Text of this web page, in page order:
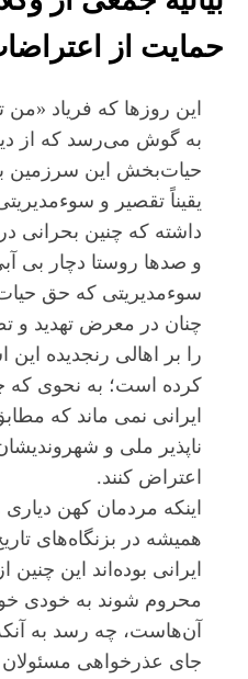
حمایت از
این روزها که فریاد
به گوش می‌رسد که از
حیات‌بخش این سرزمین
یقیناً تقصیر و
داشته که چنین بحرانی
و صدها روستا دچار بی
سوء‌مدیریتی که حق
چنان در معرض تهدید و
را بر اهالی رنجدیده
کرده است؛ به نحوی که
ایرانی نمی ماند که
ناپذیر ملی و
اعتراض کنند.
اینکه مردمان کهن
همیشه در بزنگاه‌های
ایرانی بوده‌اند این
محروم شوند به خودی
آن‌هاست، چه رسد به
جای عذرخواهی مسئولان